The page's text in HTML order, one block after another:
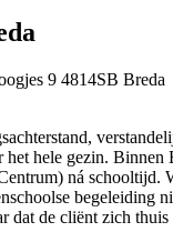
9 4814SB Breda
hele gezin.
ná schooltijd.
begeleiding
dat de cliënt zich thuis